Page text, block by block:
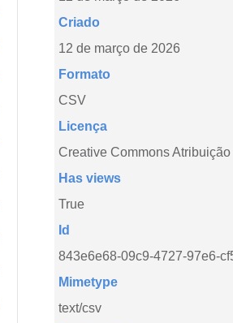
Criado
12 de março de 2026
Formato
CSV
Licença
Creative Commons Atribuição
Has views
True
Id
843e6e68-09c9-4727-97e6-
Mimetype
text/csv